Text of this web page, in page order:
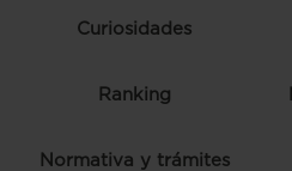
Curiosidades
Ranking
Normativa y trámites